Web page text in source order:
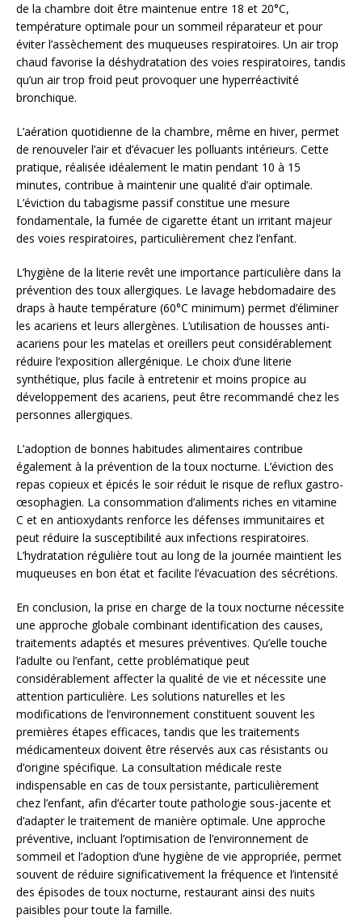
de la chambre doit être maintenue entre 18 et 20°C,
température optimale pour un sommeil réparateur et pour
éviter l’assèchement des muqueuses respiratoires. Un air trop
chaud favorise la déshydratation des voies respiratoires, tandis
qu’un air trop froid peut provoquer une hyperréactivité
bronchique.
L’aération quotidienne de la chambre, même en hiver, permet
de renouveler l’air et d’évacuer les polluants intérieurs. Cette
pratique, réalisée idéalement le matin pendant 10 à 15
minutes, contribue à maintenir une qualité d’air optimale.
L’éviction du tabagisme passif constitue une mesure
fondamentale, la fumée de cigarette étant un irritant majeur
des voies respiratoires, particulièrement chez l’enfant.
L’hygiène de la literie revêt une importance particulière dans la
prévention des toux allergiques. Le lavage hebdomadaire des
draps à haute température (60°C minimum) permet d’éliminer
les acariens et leurs allergènes. L’utilisation de housses anti-
acariens pour les matelas et oreillers peut considérablement
réduire l’exposition allergénique. Le choix d’une literie
synthétique, plus facile à entretenir et moins propice au
développement des acariens, peut être recommandé chez les
personnes allergiques.
L’adoption de bonnes habitudes alimentaires contribue
également à la prévention de la toux nocturne. L’éviction des
repas copieux et épicés le soir réduit le risque de reflux gastro-
œsophagien. La consommation d’aliments riches en vitamine
C et en antioxydants renforce les défenses immunitaires et
peut réduire la susceptibilité aux infections respiratoires.
L’hydratation régulière tout au long de la journée maintient les
muqueuses en bon état et facilite l’évacuation des sécrétions.
En conclusion, la prise en charge de la toux nocturne nécessite
une approche globale combinant identification des causes,
traitements adaptés et mesures préventives. Qu’elle touche
l’adulte ou l’enfant, cette problématique peut
considérablement affecter la qualité de vie et nécessite une
attention particulière. Les solutions naturelles et les
modifications de l’environnement constituent souvent les
premières étapes efficaces, tandis que les traitements
médicamenteux doivent être réservés aux cas résistants ou
d’origine spécifique. La consultation médicale reste
indispensable en cas de toux persistante, particulièrement
chez l’enfant, afin d’écarter toute pathologie sous-jacente et
d’adapter le traitement de manière optimale. Une approche
préventive, incluant l’optimisation de l’environnement de
sommeil et l’adoption d’une hygiène de vie appropriée, permet
souvent de réduire significativement la fréquence et l’intensité
des épisodes de toux nocturne, restaurant ainsi des nuits
paisibles pour toute la famille.